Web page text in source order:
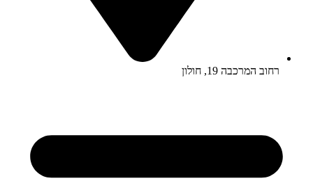
רחוב המרכבה 19, חולון